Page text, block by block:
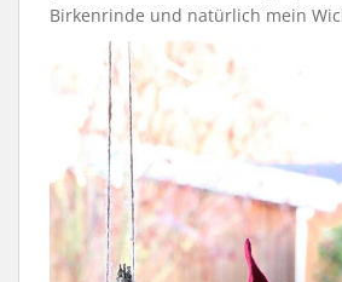
Birkenrinde und natürlich mein